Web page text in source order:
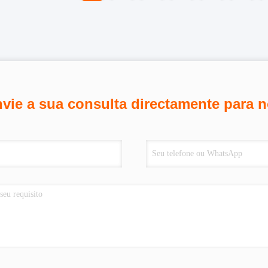
a sua consulta directamente para